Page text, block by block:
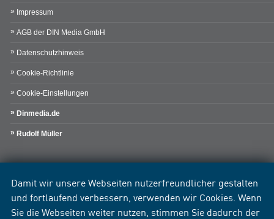
Damit wir unsere Webseiten nutzerfreundlicher gestalten
und fortlaufend verbessern, verwenden wir Cookies. Wenn
Sie die Webseiten weiter nutzen, stimmen Sie dadurch der
Impressum
AGB der DIN Media GmbH
Datenschutzhinweis
Cookie-Richtlinie
Cookie-Einstellungen
Dinmedia.de
Rudolf Müller